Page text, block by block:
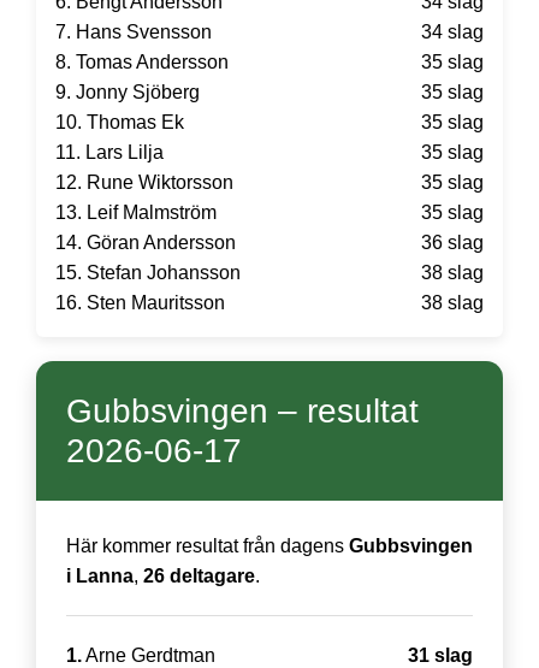
7. Hans Svensson
34 slag
8. Tomas Andersson
35 slag
9. Jonny Sjöberg
35 slag
10. Thomas Ek
35 slag
11. Lars Lilja
35 slag
12. Rune Wiktorsson
35 slag
13. Leif Malmström
35 slag
14. Göran Andersson
36 slag
15. Stefan Johansson
38 slag
16. Sten Mauritsson
38 slag
Gubbsvingen – resultat
2026-06-17
Här kommer resultat från dagens Gubbsvingen
i Lanna, 26 deltagare.
1.Arne Gerdtman
31 slag